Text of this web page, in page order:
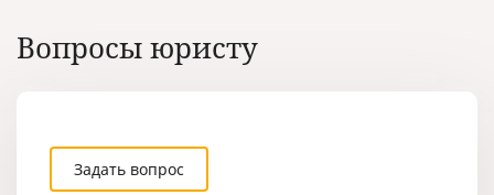
Вопросы юристу
Задать вопрос